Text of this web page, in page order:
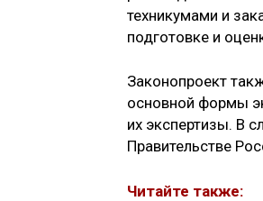
техникумами и
подготовке и
Законопроект
основной формы
их экспертизы. В
Правительстве
Читайте также: